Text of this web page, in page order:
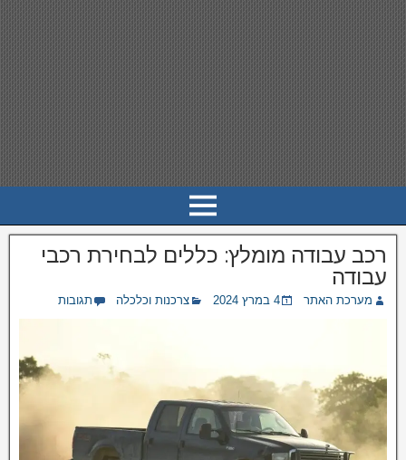
רכב עבודה מומלץ: כללים לבחירת רכבי
עבודה
מערכת האתר 4 במרץ 2024 צרכנות וכלכלה תגובות